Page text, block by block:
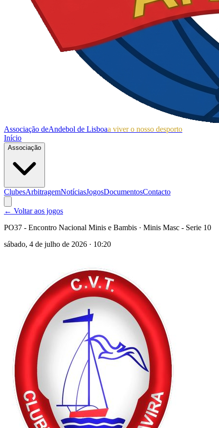
Associação deAndebol de Lisboaa viver o nosso desporto
Início
Associação
ClubesArbitragemNotíciasJogosDocumentosContacto
← Voltar aos jogos
PO37 - Encontro Nacional Minis e Bambis · Minis Masc - Serie 10
sábado, 4 de julho de 2026 · 10:20